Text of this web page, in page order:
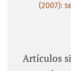
(2007):
Artículos